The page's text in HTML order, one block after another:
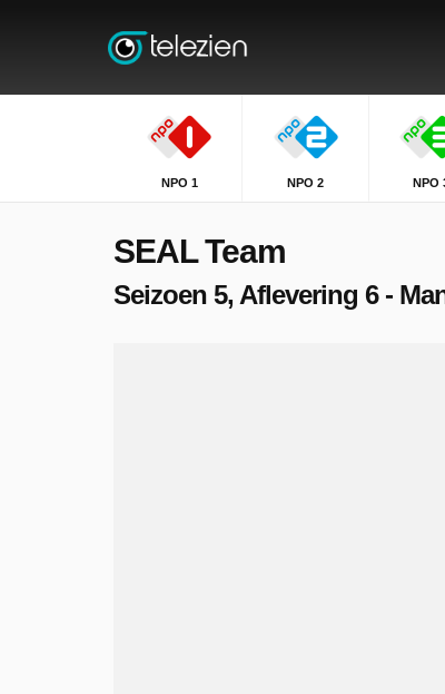
NPO 1 NPO 2 NPO
SEAL Team
Seizoen 5, Aflevering 6 -